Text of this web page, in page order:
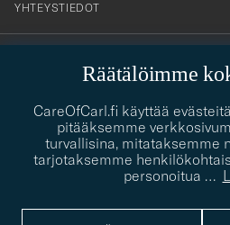
Räätälöimme
CareOfCarl.fi käyttää
pitääksemme
turvallisina, mitataksemme
tarjotaksemme
personoitua …
YHTEYSTIEDOT
contact@careofcarl.com
PUKEUTUMISNEUVONTA
Kaipaatko apua oman tyylisi
mielellämme!
PUKEUTUMISNEUVONTA